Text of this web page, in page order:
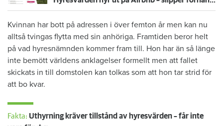
Kvinnan har bott på adressen i över femton år men kan nu
alltså tvingas flytta med sin anhöriga. Framtiden beror helt
på vad hyresnämnden kommer fram till. Hon har än så länge
inte bemött världens anklagelser formellt men att fallet
skickats in till domstolen kan tolkas som att hon tar strid för
att bo kvar.
Fakta: Uthyrning kräver tillstånd av hyresvärden – får inte